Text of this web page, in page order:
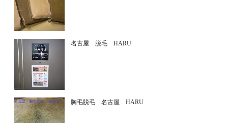
名古屋 脱毛 HARU
胸毛脱毛 名古屋 HARU